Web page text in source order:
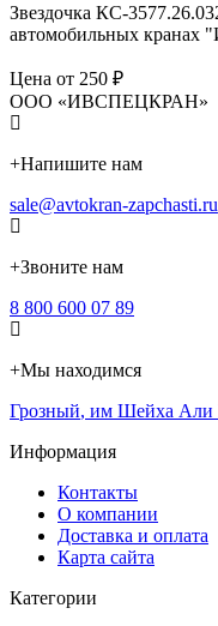
Звездочка КС-
автомобильных кранах
Цена от 250 ₽
ООО «ИВСПЕЦКРАН»
+Напишите нам
sale@avtokran-zapchasti.ru
+Звоните нам
8 800 600 07 89
+Мы находимся
Грозный, им Шейха Али
Информация
Контакты
О компании
Доставка и оплата
Карта сайта
Категории